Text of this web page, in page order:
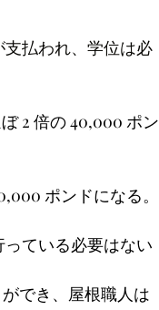
払われ、学位は必
2 倍の 40,000 ポン
ポンドになる。
ている必要はない
でき、屋根職人は